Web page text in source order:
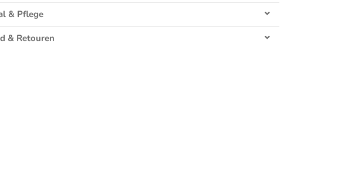
& Pflege
& Retouren